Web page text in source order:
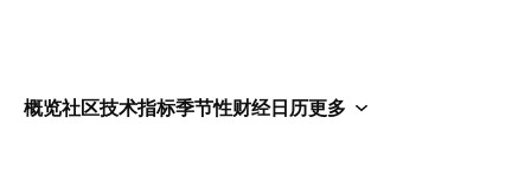
概览社区技术指标季节性财经日历更多